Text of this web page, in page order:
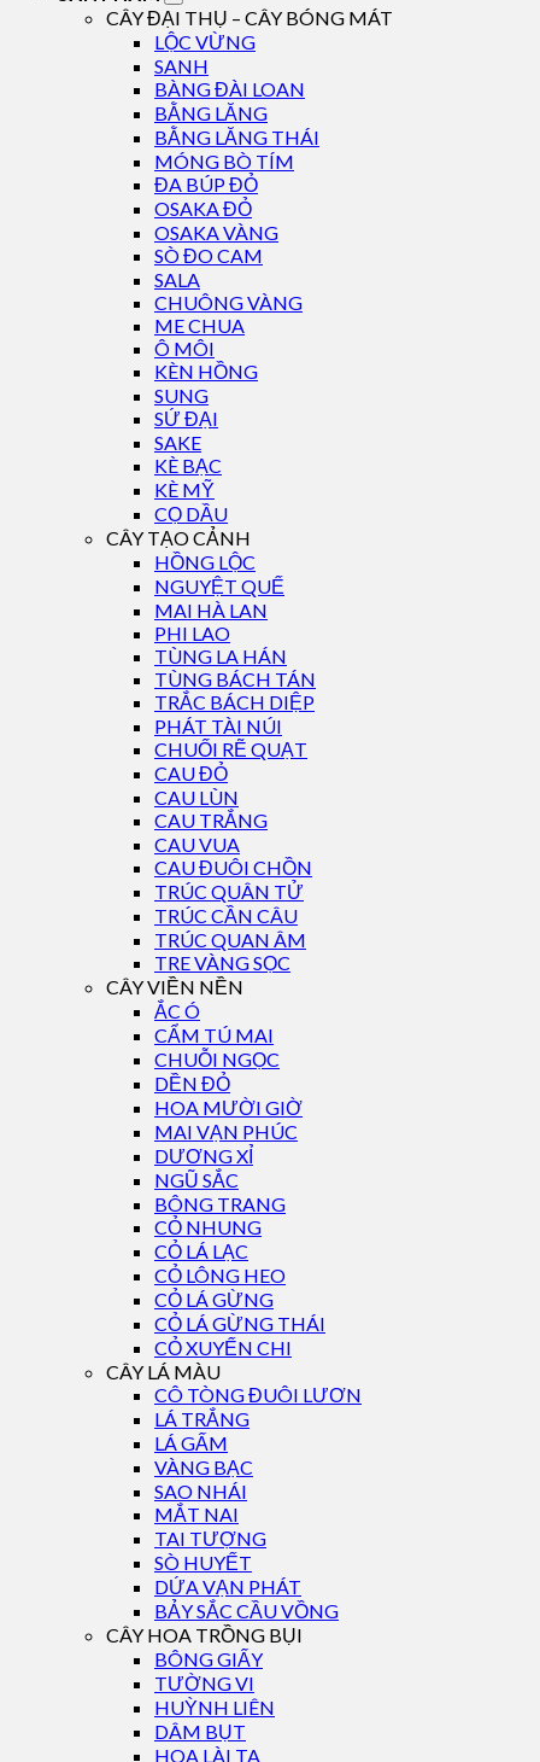
CÂY ĐẠI THỤ – CÂY BÓNG MÁT
LỘC VỪNG
SANH
BÀNG ĐÀI LOAN
BẰNG LĂNG
BẰNG LĂNG THÁI
MÓNG BÒ TÍM
ĐA BÚP ĐỎ
OSAKA ĐỎ
OSAKA VÀNG
SÒ ĐO CAM
SALA
CHUÔNG VÀNG
ME CHUA
Ô MÔI
KÈN HỒNG
SUNG
SỨ ĐẠI
SAKE
KÈ BẠC
KÈ MỸ
CỌ DẦU
CÂY TẠO CẢNH
HỒNG LỘC
NGUYỆT QUẾ
MAI HÀ LAN
PHI LAO
TÙNG LA HÁN
TÙNG BÁCH TÁN
TRẮC BÁCH DIỆP
PHÁT TÀI NÚI
CHUỐI RẼ QUẠT
CAU ĐỎ
CAU LÙN
CAU TRẮNG
CAU VUA
CAU ĐUÔI CHỒN
TRÚC QUÂN TỬ
TRÚC CẦN CÂU
TRÚC QUAN ÂM
TRE VÀNG SỌC
CÂY VIỀN NỀN
ẮC Ó
CẨM TÚ MAI
CHUỖI NGỌC
DỀN ĐỎ
HOA MƯỜI GIỜ
MAI VẠN PHÚC
DƯƠNG XỈ
NGŨ SẮC
BÔNG TRANG
CỎ NHUNG
CỎ LÁ LẠC
CỎ LÔNG HEO
CỎ LÁ GỪNG
CỎ LÁ GỪNG THÁI
CỎ XUYẾN CHI
CÂY LÁ MÀU
CÔ TÒNG ĐUÔI LƯƠN
LÁ TRẮNG
LÁ GẤM
VÀNG BẠC
SAO NHÁI
MẮT NAI
TAI TƯỢNG
SÒ HUYẾT
DỨA VẠN PHÁT
BẢY SẮC CẦU VỒNG
CÂY HOA TRỒNG BỤI
BÔNG GIẤY
TƯỜNG VI
HUỲNH LIÊN
DÂM BỤT
HOA LÀI TA